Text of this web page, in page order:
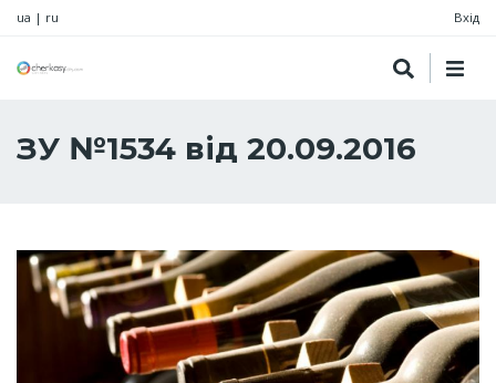
ua | ru Вхід
ЗУ №1534 від 20.09.2016